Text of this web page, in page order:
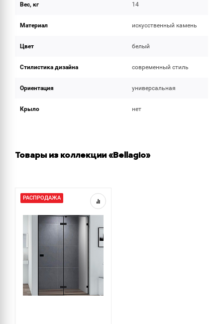
Вес, кг 14
Материал искусственный камень
Цвет белый
Стилистика дизайна современный стиль
Ориентация универсальная
Крыло нет
Товары из коллекции «Bellagio»
РАСПРОДАЖА